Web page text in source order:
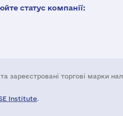
статус компанії:
зареєстровані торгові марки
Institute.